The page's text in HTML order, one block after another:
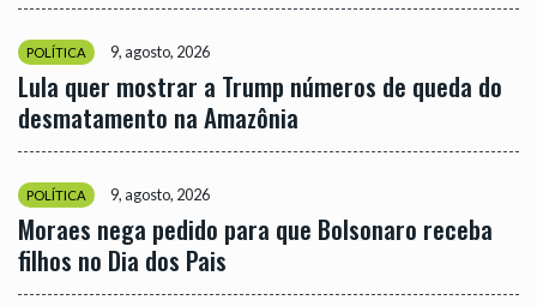
POLÍTICA 9, agosto, 2026
Lula quer mostrar a Trump números de queda do
desmatamento na Amazônia
POLÍTICA 9, agosto, 2026
Moraes nega pedido para que Bolsonaro receba
filhos no Dia dos Pais